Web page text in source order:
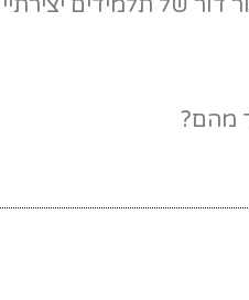
דור של תלמידים
מהם?